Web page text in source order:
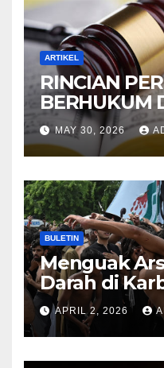
ARTIKEL
RINCIAN
BERHUKUM
HUKUM
KITAB AT-
KITAB AT-
MAY 30, 2026
BULETIN
Menguak
Darah di
Lahirnya
Mitos Imam
APRIL 2, 2026